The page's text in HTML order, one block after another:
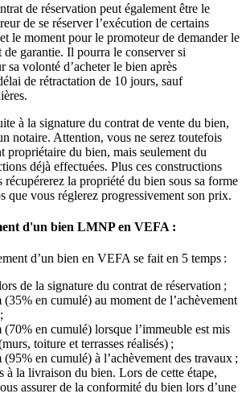
de réservation peut également être le
de se réserver l’exécution de certains
le moment pour le promoteur de demander le
de garantie. Il pourra le conserver si
sa volonté d’acheter le bien après
de rétractation de 10 jours, sauf
à la signature du contrat de vente du bien,
notaire. Attention, vous ne serez toutefois
propriétaire du bien, mais seulement du
déjà effectuées. Plus ces constructions
récupérerez la propriété du bien sous sa forme
que vous réglerez progressivement son prix.
d'un bien LMNP en VEFA :
d’un bien en VEFA se fait en 5 temps :
de la signature du contrat de réservation ;
en cumulé) au moment de l’achèvement
en cumulé) lorsque l’immeuble est mis
toiture et terrasses réalisés) ;
en cumulé) à l’achèvement des travaux ;
à la livraison du bien. Lors de cette étape,
assurer de la conformité du bien lors d’une